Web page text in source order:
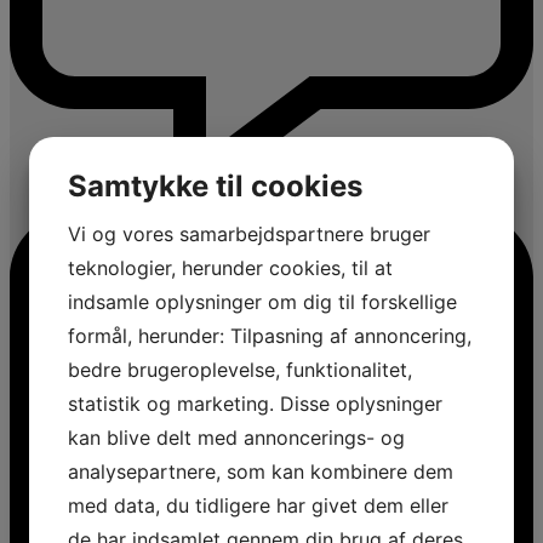
Samtykke til cookies
Vi og vores samarbejdspartnere bruger
teknologier, herunder cookies, til at
indsamle oplysninger om dig til forskellige
formål, herunder: Tilpasning af annoncering,
bedre brugeroplevelse, funktionalitet,
statistik og marketing. Disse oplysninger
kan blive delt med annoncerings- og
analysepartnere, som kan kombinere dem
med data, du tidligere har givet dem eller